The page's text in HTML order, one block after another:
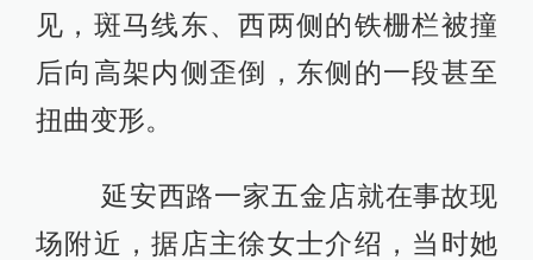
见，斑马线东、西两侧的铁栅栏被撞
后向高架内侧歪倒，东侧的一段甚至
扭曲变形。
延安西路一家五金店就在事故现
场附近，据店主徐女士介绍，当时她